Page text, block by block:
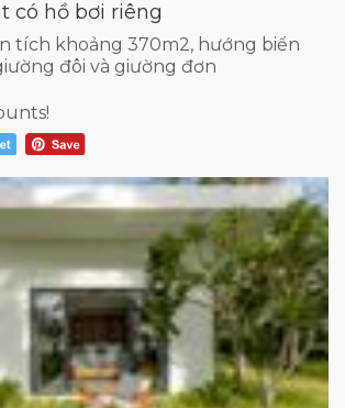
có hồ bơi riêng
tích khoảng 370m2, hướng biển
đôi và giường đơn